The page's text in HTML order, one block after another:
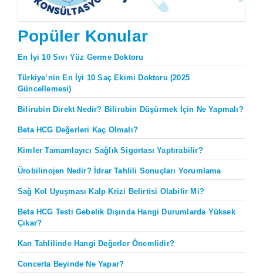
Popüler Konular
En İyi 10 Sıvı Yüz Germe Doktoru
Türkiye’nin En İyi 10 Saç Ekimi Doktoru (2025
Güncellemesi)
Bilirubin Direkt Nedir? Bilirubin Düşürmek İçin Ne Yapmalı?
Beta HCG Değerleri Kaç Olmalı?
Kimler Tamamlayıcı Sağlık Sigortası Yaptırabilir?
Ürobilinojen Nedir? İdrar Tahlili Sonuçları Yorumlama
Sağ Kol Uyuşması Kalp Krizi Belirtisi Olabilir Mi?
Beta HCG Testi Gebelik Dışında Hangi Durumlarda Yüksek
Çıkar?
Kan Tahlilinde Hangi Değerler Önemlidir?
Concerta Beyinde Ne Yapar?